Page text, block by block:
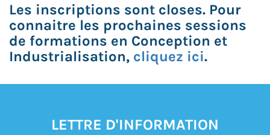
Les inscriptions sont closes. Pour
connaitre les prochaines sessions
de formations en Conception et
Industrialisation, cliquez ici.
LETTRE D'INFORMATION